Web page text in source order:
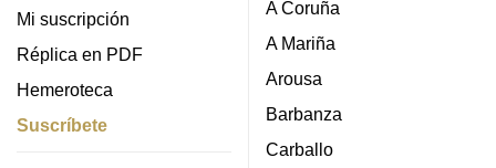
Mi suscripción
Réplica en PDF
Hemeroteca
Suscríbete
A Coruña
A Mariña
Arousa
Barbanza
Carballo